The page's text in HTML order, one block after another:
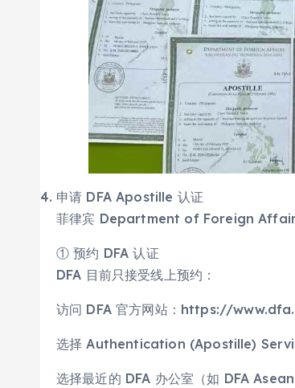
申请 DFA Apostille 认证
菲律宾 Department of Foreign Affairs
① 预约 DFA 认证
DFA 目前只接受线上预约：
访问 DFA 官方网站：https://
选择 Authentication (Apostille)
选择最近的 DFA 办公室（如 DFA